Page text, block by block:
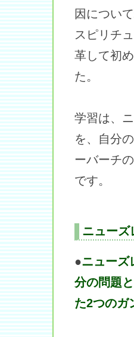
因につい
スピリチ
革して初
た。
学習は、
を、自分
ーバーチ
です。
ニューズ
●ニューズ
分の問題
た2つの